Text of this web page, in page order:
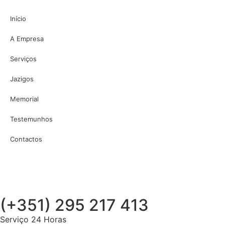
Início
A Empresa
Serviços
Jazigos
Memorial
Testemunhos
Contactos
(+351) 295 217 413
Serviço 24 Horas